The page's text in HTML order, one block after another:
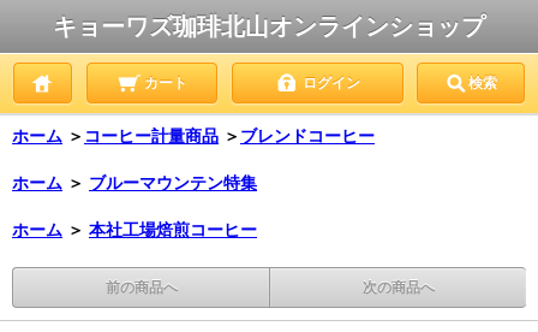
キョーワズ珈琲北山オンラインショップ
カート ログイン 検索
ホーム ＞ コーヒー計量商品 ＞ ブレンドコーヒー
ホーム ＞ ブルーマウンテン特集
ホーム ＞ 本社工場焙煎コーヒー
前の商品へ 次の商品へ